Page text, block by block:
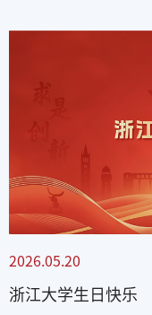
2026.05.20
浙江大学生日快乐